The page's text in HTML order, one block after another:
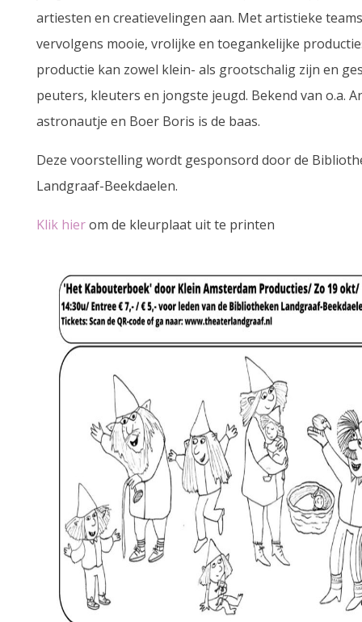
artiesten en creatievelingen aan. Met artistieke
vervolgens mooie, vrolijke en toegankelijke
productie kan zowel klein- als grootschalig zijn en
peuters, kleuters en jongste jeugd. Bekend van o.a.
astronautje en Boer Boris is de baas.
Deze voorstelling wordt gesponsord door de
Landgraaf-Beekdaelen.
Klik hierom de kleurplaat uit te printen